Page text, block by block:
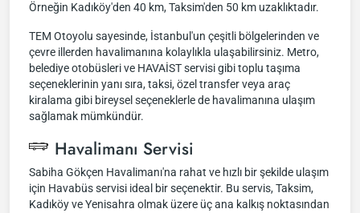
Örneğin Kadıköy'den 40 km, Taksim'den 50 km uzaklıktadır.
TEM Otoyolu sayesinde, İstanbul'un çeşitli bölgelerinden ve
çevre illerden havalimanına kolaylıkla ulaşabilirsiniz. Metro,
belediye otobüsleri ve HAVAİST servisi gibi toplu taşıma
seçeneklerinin yanı sıra, taksi, özel transfer veya araç
kiralama gibi bireysel seçeneklerle de havalimanına ulaşım
sağlamak mümkündür.
Havalimanı Servisi
Sabiha Gökçen Havalimanı'na rahat ve hızlı bir şekilde ulaşım
için Havabüs servisi ideal bir seçenektir. Bu servis, Taksim,
Kadıköy ve Yenisahra olmak üzere üç ana kalkış noktasından